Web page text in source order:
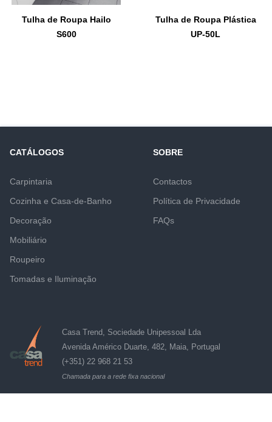
Tulha de Roupa Hailo
S600
Tulha de Roupa Plástica
UP-50L
CATÁLOGOS
Carpintaria
Cozinha e Casa-de-Banho
Decoração
Mobiliário
Roupeiro
Tomadas e Iluminação
SOBRE
Contactos
Política de Privacidade
FAQs
Casa Trend, Sociedade Unipessoal Lda
Avenida Américo Duarte, 482, Maia, Portugal
(+351) 22 968 21 53
Chamada para a rede fixa nacional